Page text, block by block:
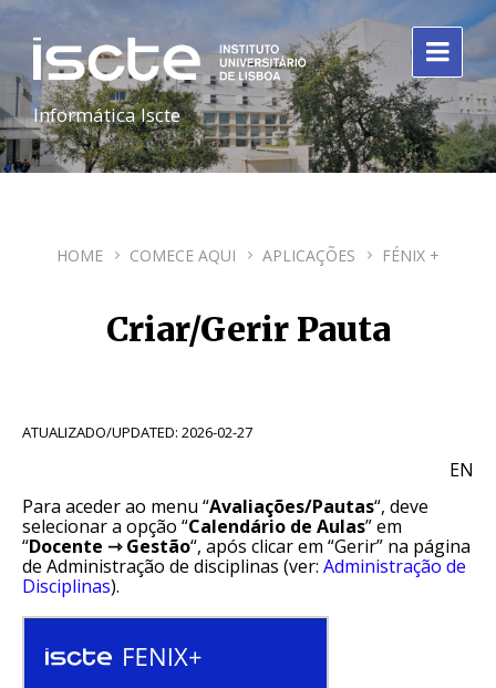
Informática Iscte
HOME COMECE AQUI APLICAÇÕES FÉNIX +
Criar/Gerir Pauta
ATUALIZADO/UPDATED: 2026-02-27
EN
Para aceder ao menu “Avaliações/Pautas“, deve
selecionar a opção “Calendário de Aulas” em
“Docente ⇾ Gestão“, após clicar em “Gerir” na página
de Administração de disciplinas (ver: Administração de
Disciplinas).